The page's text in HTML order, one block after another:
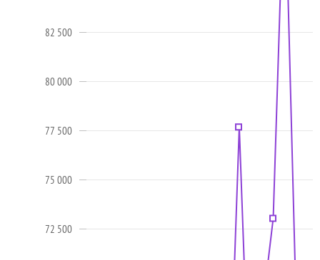
75 000
72 500
77 500
80 000
82 500